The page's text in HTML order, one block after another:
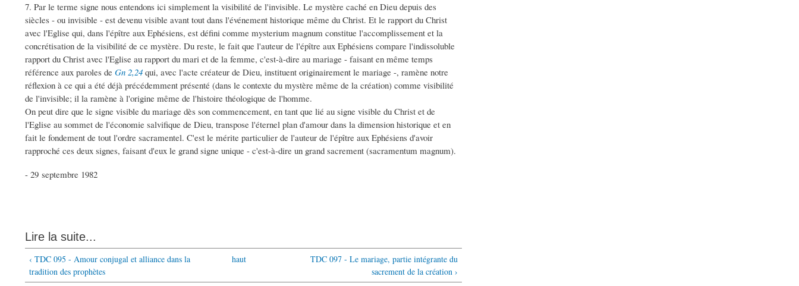
7. Par le terme signe nous entendons ici simplement la visibilité de l'invisible. Le mystère caché en Dieu depuis des
siècles - ou invisible - est devenu visible avant tout dans l'événement historique même du Christ. Et le rapport du Christ
avec l'Eglise qui, dans l'épître aux Ephésiens, est défini comme mysterium magnum constitue l'accomplissement et la
concrétisation de la visibilité de ce mystère. Du reste, le fait que l'auteur de l'épître aux Ephésiens compare l'indissoluble
rapport du Christ avec l'Eglise au rapport du mari et de la femme, c'est-à-dire au mariage - faisant en même temps
référence aux paroles de Gn 2,24 qui, avec l'acte créateur de Dieu, instituent originairement le mariage -, ramène notre
réflexion à ce qui a été déjà précédemment présenté (dans le contexte du mystère même de la création) comme visibilité
de l'invisible; il la ramène à l'origine même de l'histoire théologique de l'homme.
On peut dire que le signe visible du mariage dès son commencement, en tant que lié au signe visible du Christ et de
l'Eglise au sommet de l'économie salvifique de Dieu, transpose l'éternel plan d'amour dans la dimension historique et en
fait le fondement de tout l'ordre sacramentel. C'est le mérite particulier de l'auteur de l'épître aux Ephésiens d'avoir
rapproché ces deux signes, faisant d'eux le grand signe unique - c'est-à-dire un grand sacrement (sacramentum magnum).
- 29 septembre 1982
Lire la suite...
‹ TDC 095 - Amour conjugal et alliance dans la
tradition des prophètes
haut
TDC 097 - Le mariage, partie intégrante du
sacrement de la création ›